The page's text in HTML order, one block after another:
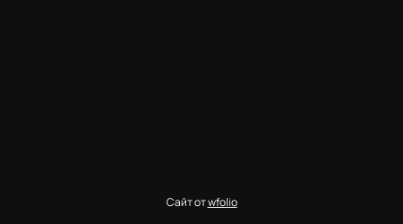
Сайт отwfolio